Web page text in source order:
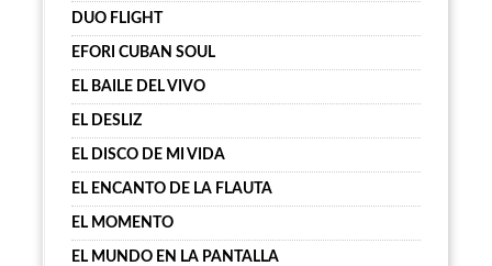
DUO FLIGHT
EFORI CUBAN SOUL
EL BAILE DEL VIVO
EL DESLIZ
EL DISCO DE MI VIDA
EL ENCANTO DE LA FLAUTA
EL MOMENTO
EL MUNDO EN LA PANTALLA